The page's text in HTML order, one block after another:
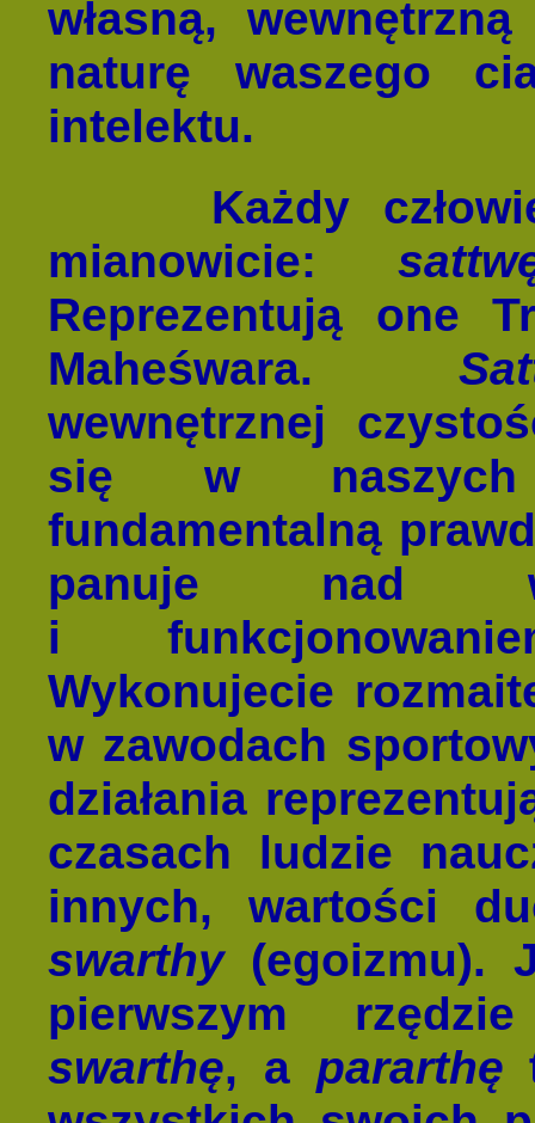
własną,
naturę waszego
intelektu.
Każdy
mianowicie:
Reprezentują one
Maheśwara.
wewnętrznej
się w naszych
fundamentalną
panuje nad
i
Wykonujecie
w zawodach
działania
czasach ludzie
innych, wartości
swarthy(egoizmu).
pierwszym
swarthę, a pararthę